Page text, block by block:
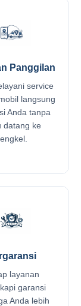
Panggilan
service
langsung
Anda tanpa
datang ke
layanan
garansi
Anda lebih